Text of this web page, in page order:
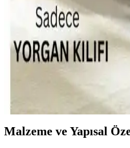
İki farklı tek kişilik yorgan modelini
taraflı silikon yorgan ve Misev silikon
yorumları ve avantajlarıyla ilgili
Ely Parker Çift Yönlü Yorgan
Tasarım ve Kolay Bakım
Ely Parker çift yönlü yorgan kılıfı,
polyester karışımı ve kolay
odalarına uyum sağlar. Renk
Malzeme ve Yapısal